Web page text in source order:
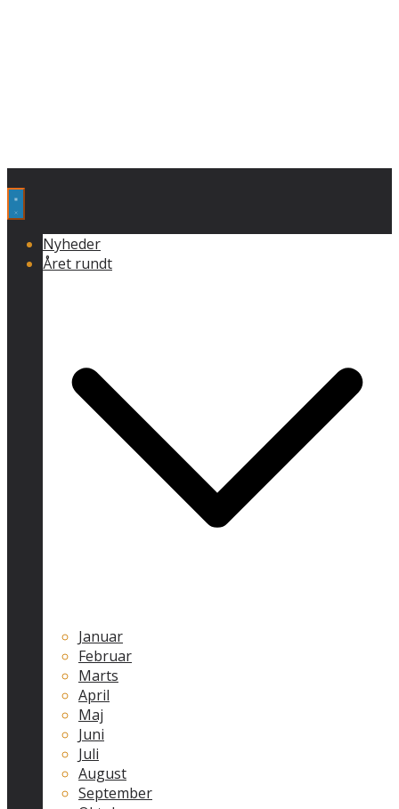
Nyheder
Året rundt
Januar
Februar
Marts
April
Maj
Juni
Juli
August
September